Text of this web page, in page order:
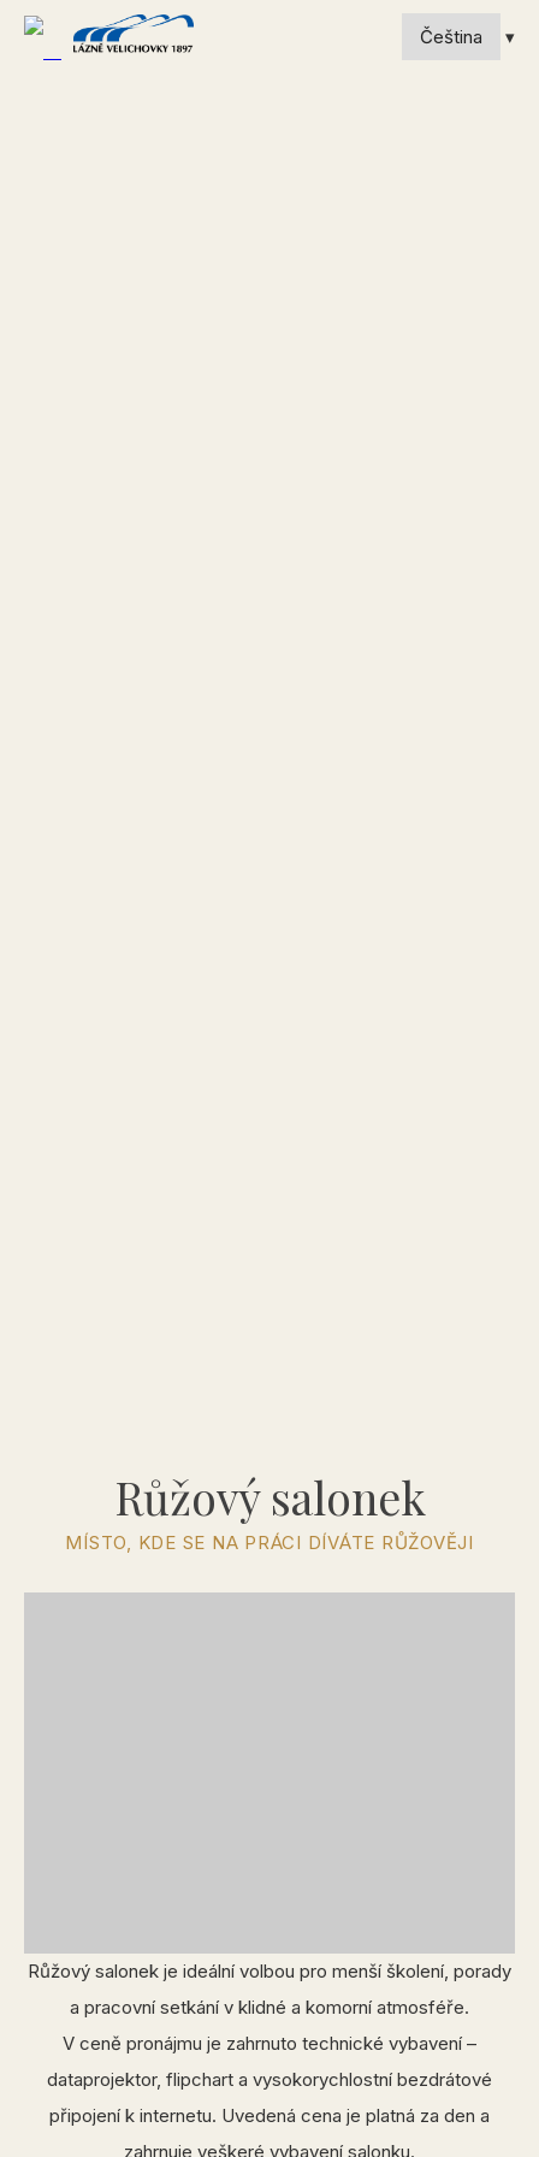
Růžový salonek
MÍSTO, KDE SE NA PRÁCI DÍVÁTE RŮŽOVĚJI
Růžový salonek je ideální volbou pro menší školení, porady
a pracovní setkání v klidné a komorní atmosféře.
V ceně pronájmu je zahrnuto technické vybavení –
dataprojektor, flipchart a vysokorychlostní bezdrátové
připojení k internetu. Uvedená cena je platná za den a
zahrnuje veškeré vybavení salonku.